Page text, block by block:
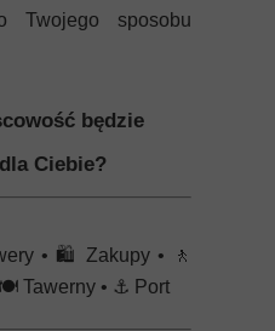
Twojego sposobu
będzie
Ciebie?
• 🛍️ Zakupy •
🚶
🍽️ Tawerny • ⚓ Port